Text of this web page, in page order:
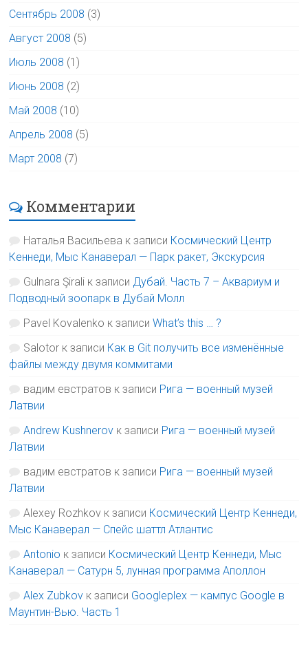
Сентябрь 2008 (3)
Август 2008 (5)
Июль 2008 (1)
Июнь 2008 (2)
Май 2008 (10)
Апрель 2008 (5)
Март 2008 (7)
Комментарии
Наталья Васильева к записи Космический Центр
Кеннеди, Мыс Канаверал — Парк ракет, Экскурсия
Gulnara Şirali к записи Дубай. Часть 7 – Аквариум и
Подводный зоопарк в Дубай Молл
Pavel Kovalenko к записиWhat’s this … ?
Salotor к записи Как в Git получить все изменённые
файлы между двумя коммитами
вадим евстратов к записи Рига — военный музей
Латвии
Andrew Kushnerov к записи Рига — военный музей
Латвии
вадим евстратов к записи Рига — военный музей
Латвии
Alexey Rozhkov к записи Космический Центр Кеннеди,
Мыс Канаверал — Спейс шаттл Атлантис
Antonio к записи Космический Центр Кеннеди, Мыс
Канаверал — Сатурн 5, лунная программа Аполлон
Alex Zubkov к записи Googleplex — кампус Google в
Маунтин-Вью. Часть 1